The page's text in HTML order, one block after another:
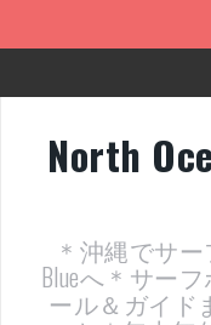
ヤッ
支部長就任報
North
＊沖縄でサー
Blueへ＊サー
ール＆ガイド